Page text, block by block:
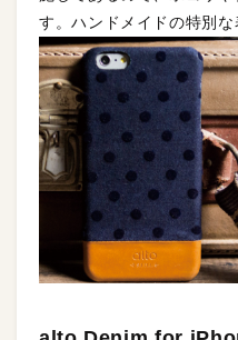
す。ハンドメイドの特別な